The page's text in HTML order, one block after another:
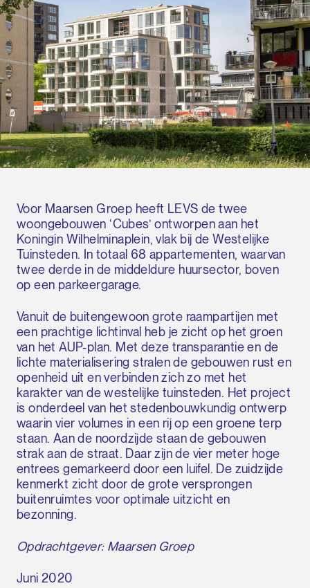
Voor Maarsen Groep heeft LEVS de twee
woongebouwen ‘Cubes’ ontworpen aan het
Koningin Wilhelminaplein, vlak bij de Westelijke
Tuinsteden. In totaal 68 appartementen, waarvan
twee derde in de middeldure huursector, boven
op een parkeergarage.
Vanuit de buitengewoon grote raampartijen met
een prachtige lichtinval heb je zicht op het groen
van het AUP-plan. Met deze transparantie en de
lichte materialisering stralen de gebouwen rust en
openheid uit en verbinden zich zo met het
karakter van de westelijke tuinsteden. Het project
is onderdeel van het stedenbouwkundig ontwerp
waarin vier volumes in een rij op een groene terp
staan. Aan de noordzijde staan de gebouwen
strak aan de straat. Daar zijn de vier meter hoge
entrees gemarkeerd door een luifel. De zuidzijde
kenmerkt zicht door de grote versprongen
buitenruimtes voor optimale uitzicht en
bezonning.
Opdrachtgever: Maarsen Groep
Juni 2020